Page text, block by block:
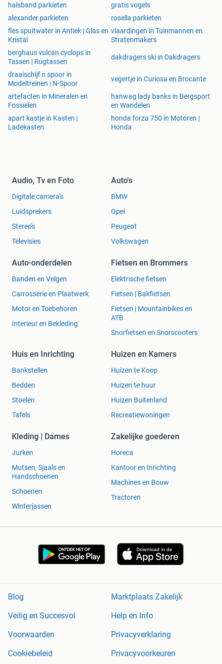
halsband parkieten
gratis vogels
alexander parkieten
rosella parkieten
fles spuitwater in Antiek | Glas en
Kristal
vlaardingen in Tuinmannen en
Stratenmakers
berghaus vulcan cyclops in
Tassen | Rugtassen
dakdragers ski in Dakdragers
draaischijf n spoor in
Modeltreinen | N-Spoor
vegertje in Curiosa en Brocante
artefacten in Mineralen en
Fossielen
hanwag lady banks in Bergsport
en Wandelen
apart kastje in Kasten |
Ladekasten
honda forza 750 in Motoren |
Honda
Audio, Tv en Foto
Digitale camera's
Luidsprekers
Stereo's
Televisies
Auto's
BMW
Opel
Peugeot
Volkswagen
Auto-onderdelen
Banden en Velgen
Carrosserie en Plaatwerk
Motor en Toebehoren
Interieur en Bekleding
Fietsen en Brommers
Elektrische fietsen
Fietsen | Bakfietsen
Fietsen | Mountainbikes en
ATB
Snorfietsen en Snorscooters
Huis en Inrichting
Bankstellen
Bedden
Stoelen
Tafels
Huizen en Kamers
Huizen te Koop
Huizen te huur
Huizen Buitenland
Recreatiewoningen
Kleding | Dames
Jurken
Mutsen, Sjaals en
Handschoenen
Schoenen
Winterjassen
Zakelijke goederen
Horeca
Kantoor en Inrichting
Machines en Bouw
Tractoren
Blog
Marktplaats Zakelijk
Veilig en Succesvol
Help en Info
Voorwaarden
Privacyverklaring
Cookiebeleid
Privacyvoorkeuren